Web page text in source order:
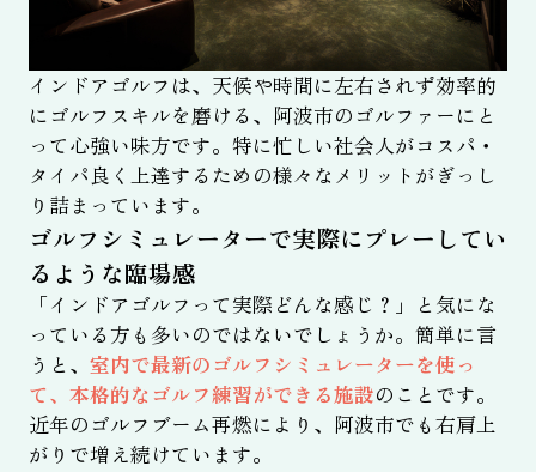
インドアゴルフは、天候や時間に左右されず効率的
にゴルフスキルを磨ける、阿波市のゴルファーにと
って心強い味方です。特に忙しい社会人がコスパ・
タイパ良く上達するための様々なメリットがぎっし
り詰まっています。
ゴルフシミュレーターで実際にプレーしてい
るような臨場感
「インドアゴルフって実際どんな感じ？」と気にな
っている方も多いのではないでしょうか。簡単に言
うと、 室内で最新のゴルフシミュレーターを使っ
て、本格的なゴルフ練習ができる施設のことです。
近年のゴルフブーム再燃により、阿波市でも右肩上
がりで増え続けています。